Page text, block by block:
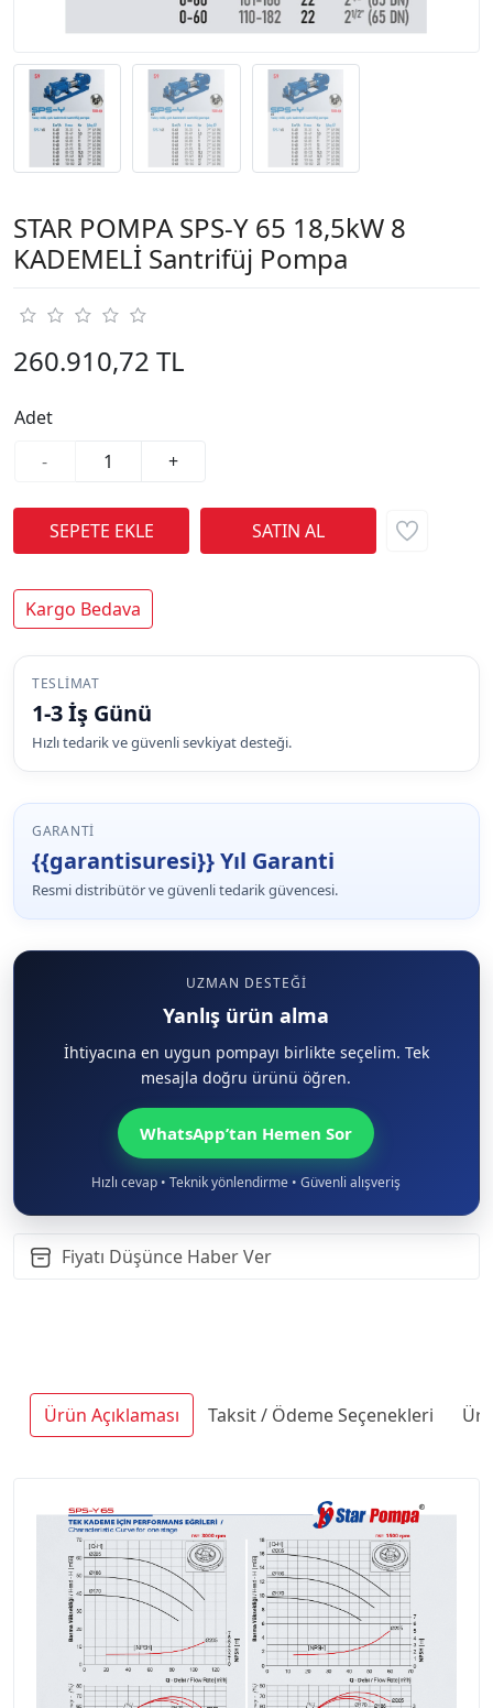
STAR POMPA SPS-Y 65 18,5kW 8
KADEMELİ Santrifüj Pompa
260.910,72 TL
Adet
-
+
Kargo Bedava
TESLIMAT
1-3 İş Günü
Hızlı tedarik ve güvenli sevkiyat desteği.
GARANTI
{{garantisuresi}} Yıl Garanti
Resmi distribütör ve güvenli tedarik güvencesi.
UZMAN DESTEĞI
Yanlış ürün alma
İhtiyacına en uygun pompayı birlikte seçelim. Tek
mesajla doğru ürünü öğren.
WhatsApp’tan Hemen Sor
Hızlı cevap • Teknik yönlendirme • Güvenli alışveriş
Fiyatı Düşünce Haber Ver
Ürün Açıklaması Taksit / Ödeme Seçenekleri